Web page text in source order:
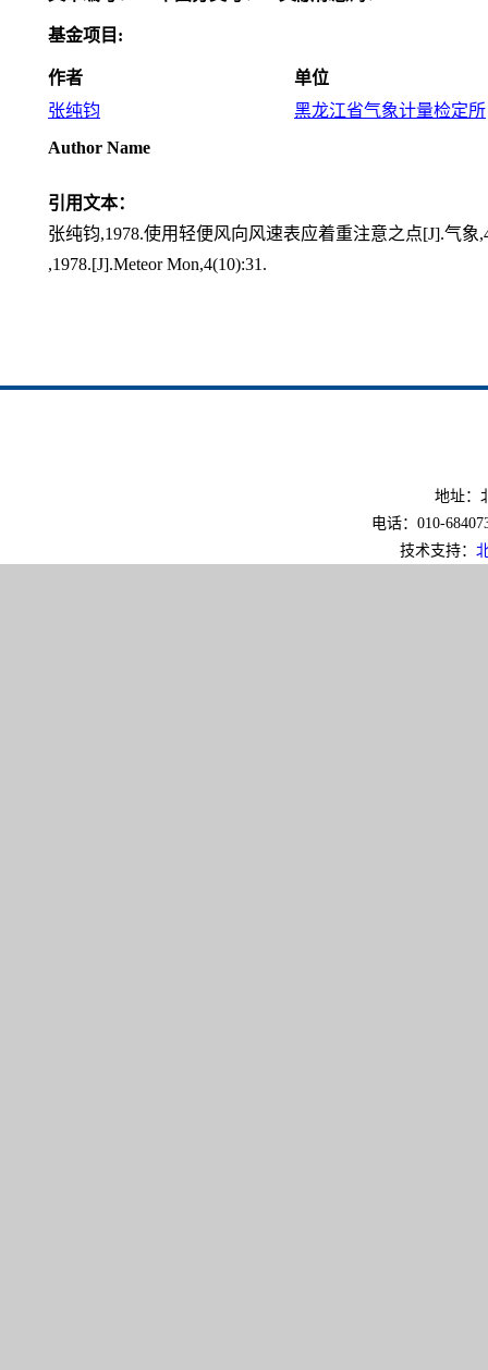
基金项目:
作者
单位
张纯钧
黑龙江省气象计量检定所
Author Name
引用文本：
张纯钧,1978.使用轻便风向风速表应着重注意之点[J].气象
,1978.[J].Meteor Mon,4(10):31.
地址：
电话：010-
技术支持：